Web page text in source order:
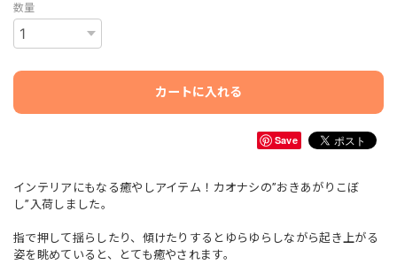
数量
カートに入れる
Save
インテリアにもなる癒やしアイテム！カオナシの”おきあがりこぼ
し”入荷しました。
指で押して揺らしたり、傾けたりするとゆらゆらしながら起き上がる
姿を眺めていると、とても癒やされます。